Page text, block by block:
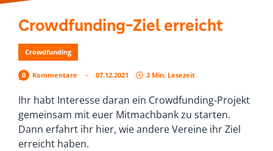
Crowdfunding-Ziel erreicht
Crowdfunding
0 Kommentare 07.12.2021 3 Min. Lesezeit
Ihr habt Interesse daran ein Crowdfunding-Projekt
gemeinsam mit euer Mitmachbank zu starten.
Dann erfahrt ihr hier, wie andere Vereine ihr Ziel
erreicht haben.